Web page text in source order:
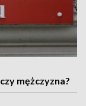
mężczyzna?